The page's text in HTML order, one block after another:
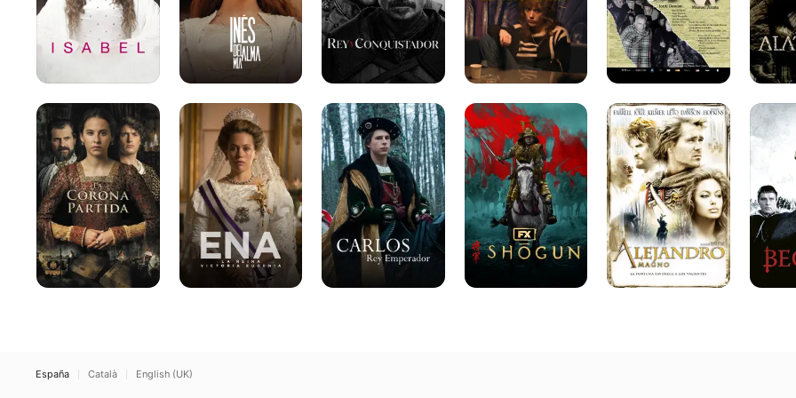
La
Corona
Partida
Ena.
La
reina
Victoria
Eugenia
Carlos,
Rey
Emperador
Shōgun
Alejandro
Magno
Becket
España Català English (UK)